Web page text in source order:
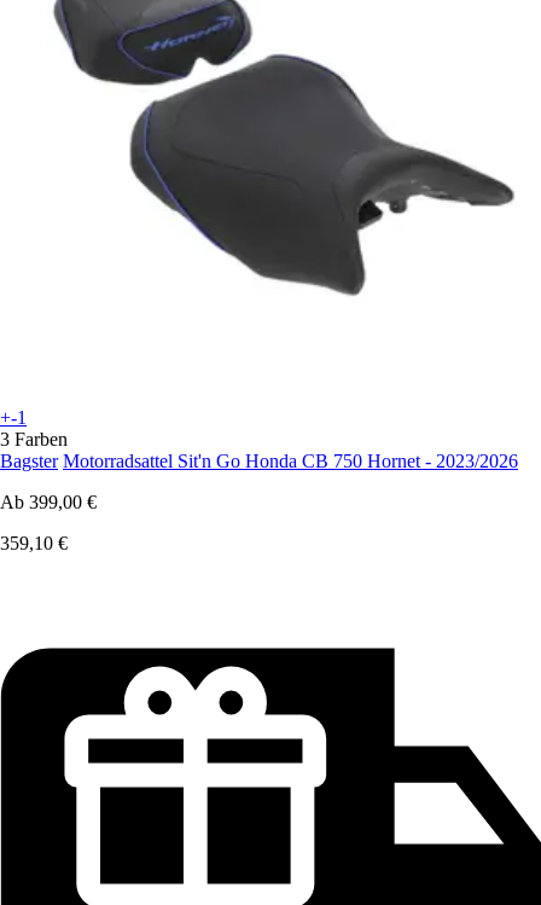
+-1
3 Farben
Bagster Motorradsattel Sit'n Go Honda CB 750 Hornet - 2023/2026
Ab 399,00 €
359,10 €